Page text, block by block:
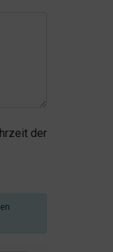
der